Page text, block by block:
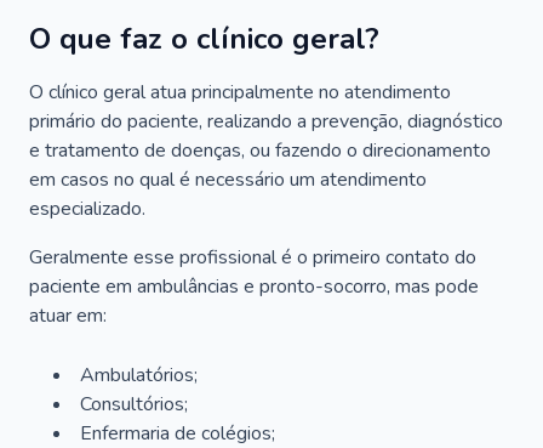
O que faz o clínico geral?
O clínico geral atua principalmente no atendimento
primário do paciente, realizando a prevenção, diagnóstico
e tratamento de doenças, ou fazendo o direcionamento
em casos no qual é necessário um atendimento
especializado.
Geralmente esse profissional é o primeiro contato do
paciente em ambulâncias e pronto-socorro, mas pode
atuar em:
Ambulatórios;
Consultórios;
Enfermaria de colégios;